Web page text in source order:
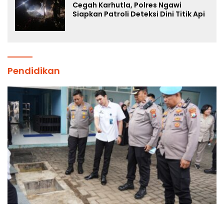
Cegah Karhutla, Polres Ngawi
Siapkan Patroli Deteksi Dini Titik Api
Pendidikan